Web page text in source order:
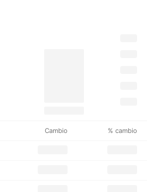
Cambio % cambio